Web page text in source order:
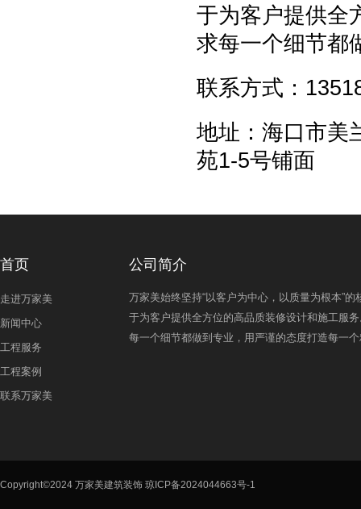
于为客户提供全
求每一个细节都
联系方式：
地址：海口市美
苑1-5号铺面
首页
走进万家美
新闻中心
工程服务
工程案例
联系万家美
公司简介
万家美始终坚持“以客户为中心，以质量为根本”的
于为客户提供全方位的高品质装修设计和施工服
每一个细节都做到专业，用严谨的态度打造每一
Copyright©2024 万家美建筑装饰 琼ICP备2024044663号-1